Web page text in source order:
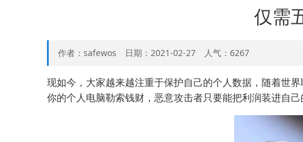
仅需
作者：safewos 日期：2021-02-27 人气：6267
现如今，大家越来越注重于保护自己的个人数据，随着世
你的个人电脑勒索钱财，恶意攻击者只要能把利润装进自己